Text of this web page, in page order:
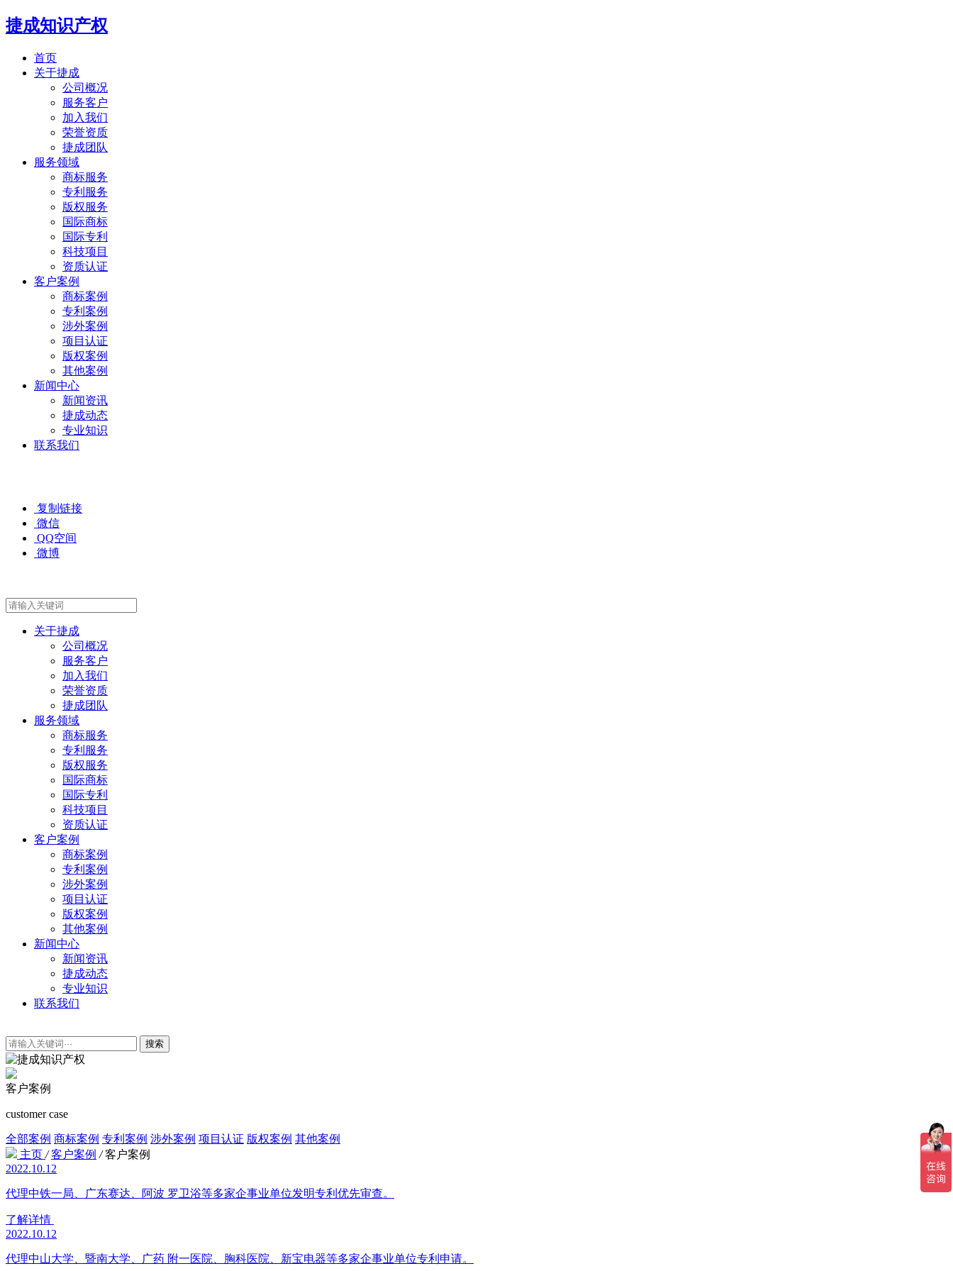
捷成知识产权
首页
关于捷成
公司概况
服务客户
加入我们
荣誉资质
捷成团队
服务领域
商标服务
专利服务
版权服务
国际商标
国际专利
科技项目
资质认证
客户案例
商标案例
专利案例
涉外案例
项目认证
版权案例
其他案例
新闻中心
新闻资讯
捷成动态
专业知识
联系我们
复制链接
微信
QQ空间
微博
关于捷成
公司概况
服务客户
加入我们
荣誉资质
捷成团队
服务领域
商标服务
专利服务
版权服务
国际商标
国际专利
科技项目
资质认证
客户案例
商标案例
专利案例
涉外案例
项目认证
版权案例
其他案例
新闻中心
新闻资讯
捷成动态
专业知识
联系我们
搜索
客户案例
customer case
全部案例 商标案例 专利案例 涉外案例 项目认证 版权案例 其他案例
主页 / 客户案例 / 客户案例
2022.10.12
代理中铁一局、广东赛达、阿波 罗卫浴等多家企事业单位发明专利优先审查。
了解详情
2022.10.12
代理中山大学、暨南大学、广药 附一医院、胸科医院、新宝电器等多家企事业单位专利申请。